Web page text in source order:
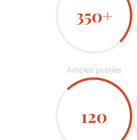
350+
Articles publiés
120